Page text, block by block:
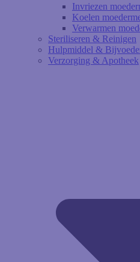
Invriezen
Koelen
Verwarmen
Steriliseren & Reinigen
Hulpmiddel &
Verzorging & Apotheek